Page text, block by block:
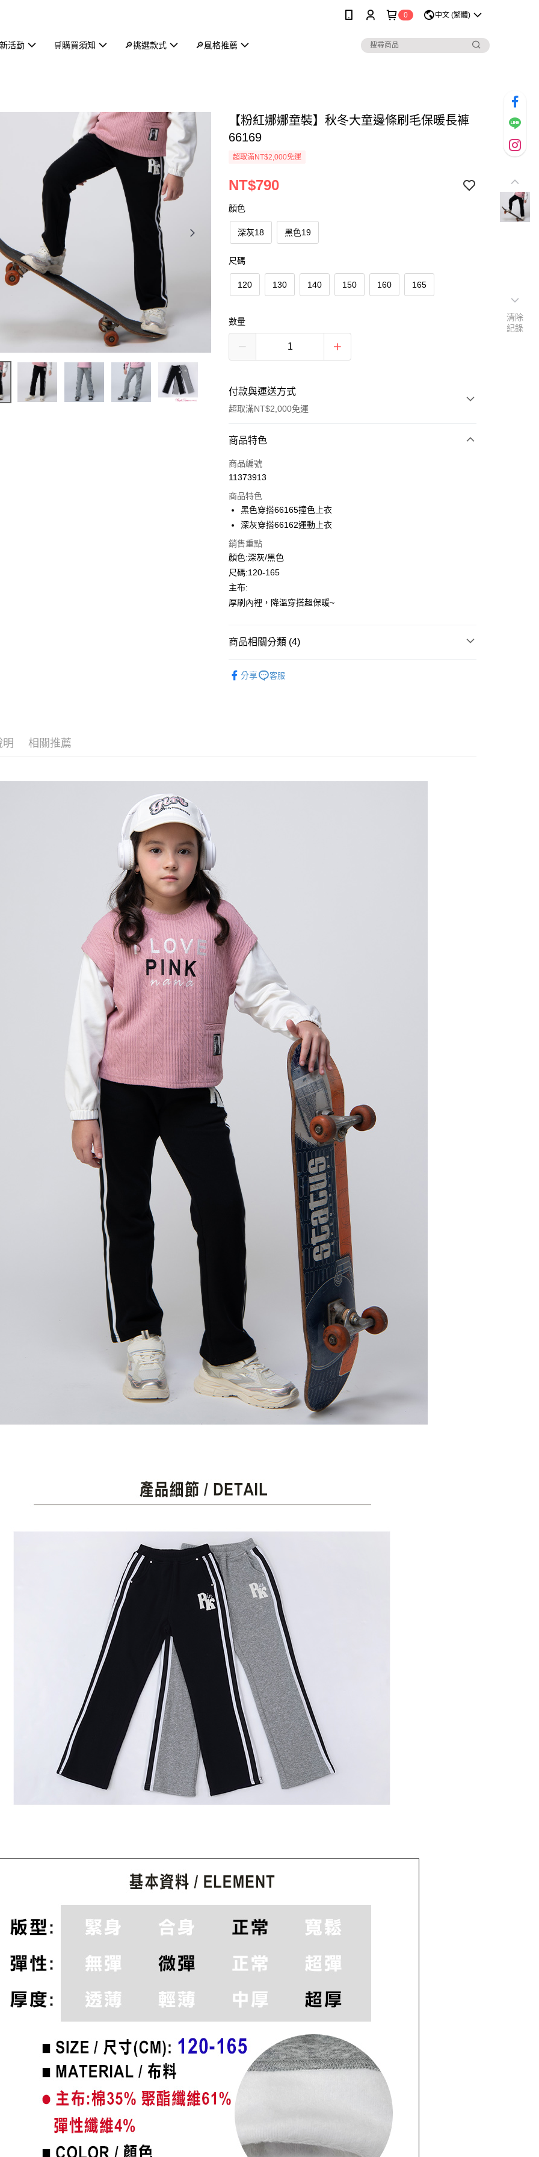
0 中文 (繁體)
活動 🛒購買須知 🔎挑選款式 🔎風格推薦
【粉紅娜娜童裝】秋冬大童邊條刷毛保暖長褲
66169
超取滿NT$2,000免運
NT$790
顏色
深灰18 黑色19
尺碼
120 130 140 150 160 165
數量
付款與運送方式
超取滿NT$2,000免運
付款方式
信用卡一次付款
LINE Pay
Apple Pay
Google Pay
ATM付款
付款後全家取貨
商品特色
商品編號
11373913
商品特色
黑色穿搭66165撞色上衣
深灰穿搭66162運動上衣
銷售重點
顏色:深灰/黑色
尺碼:120-165
主布:
厚刷內裡，降溫穿搭超保暖~
商品相關分類 (4)
分享 客服
明 相關推薦
清除
紀錄